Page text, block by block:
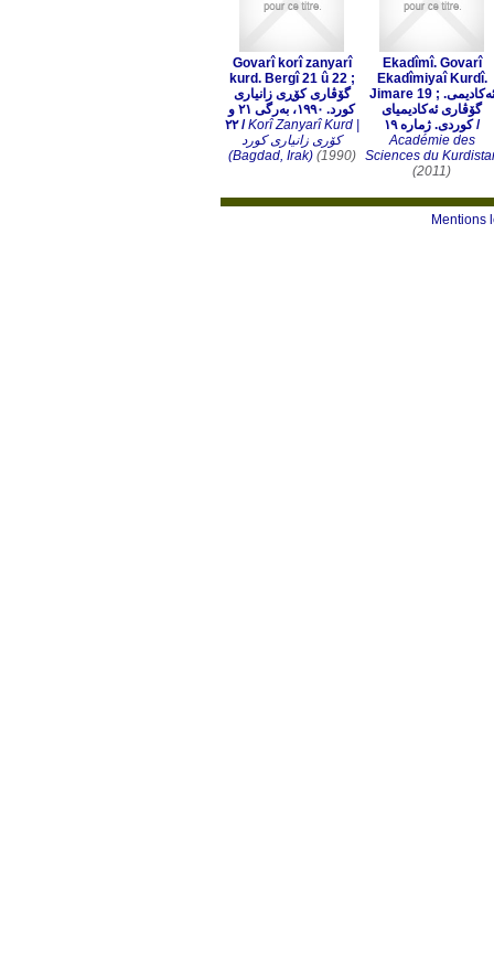
Govarî korî zanyarî
kurd. Bergî 21 û 22 ;
گۆڤاری كۆڕی زانیاری
كورد. ١٩٩٠، بەرگی ٢١ و
٢٢/Korî Zanyarî Kurd |
کۆری زانیاری کورد
(Bagdad, Irak)(1990)
Ekadîmî. Govarî
Ekadîmiyaî Kurdî.
Jimare 19 ; ئەكادیمی.
گۆڤاری ئەكادیمیای
كوردی. ژمارە ١٩/
Académie des
Sciences du
(2011)
Mentions